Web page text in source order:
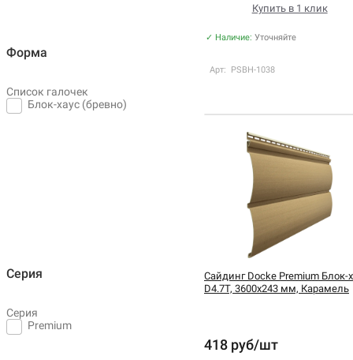
Форма
Список галочек
Блок-хаус (бревно)
Серия
Серия
Premium
Купить в 1 клик
✓ Наличие:Уточняйте
Арт: PSBH-1038
Сайдинг Docke Premium Блок-
D4.7T, 3600х243 мм, Карамель
418 руб/шт